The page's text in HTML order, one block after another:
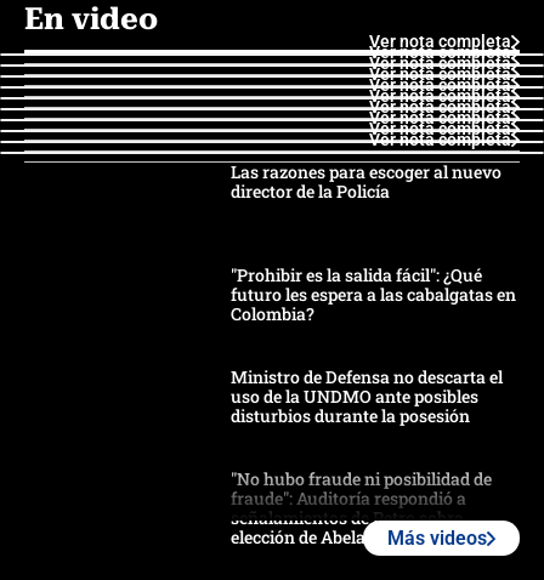
En video
Ver nota completa
Ver nota completa
Ver nota completa
Ver nota completa
Ver nota completa
Ver nota completa
Ver nota completa
Ver nota completa
Ver nota completa
Ver nota completa
Las razones para escoger al nuevo
director de la Policía
"Prohibir es la salida fácil": ¿Qué
futuro les espera a las cabalgatas en
Colombia?
Ministro de Defensa no descarta el
uso de la UNDMO ante posibles
disturbios durante la posesión
"No hubo fraude ni posibilidad de
fraude": Auditoría respondió a
señalamientos de Petro sobre
elección de Abelardo de La Espriella
Más videos